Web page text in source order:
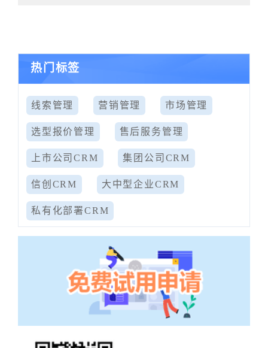
热门标签
线索管理 营销管理 市场管理
选型报价管理 售后服务管理
上市公司CRM 集团公司CRM
信创CRM 大中型企业CRM
私有化部署CRM